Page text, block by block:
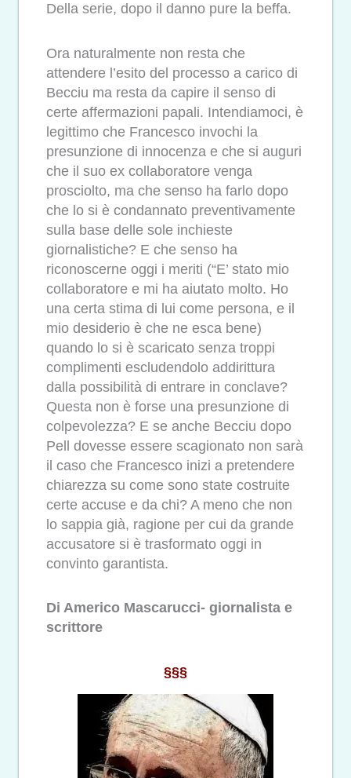
Della serie, dopo il danno pure la beffa.
Ora naturalmente non resta che
attendere l’esito del processo a carico di
Becciu ma resta da capire il senso di
certe affermazioni papali. Intendiamoci, è
legittimo che Francesco invochi la
presunzione di innocenza e che si auguri
che il suo ex collaboratore venga
prosciolto, ma che senso ha farlo dopo
che lo si è condannato preventivamente
sulla base delle sole inchieste
giornalistiche? E che senso ha
riconoscerne oggi i meriti (“E’ stato mio
collaboratore e mi ha aiutato molto. Ho
una certa stima di lui come persona, e il
mio desiderio è che ne esca bene)
quando lo si è scaricato senza troppi
complimenti escludendolo addirittura
dalla possibilità di entrare in conclave?
Questa non è forse una presunzione di
colpevolezza? E se anche Becciu dopo
Pell dovesse essere scagionato non sarà
il caso che Francesco inizi a pretendere
chiarezza su come sono state costruite
certe accuse e da chi? A meno che non
lo sappia già, ragione per cui da grande
accusatore si è trasformato oggi in
convinto garantista.
Di Americo Mascarucci- giornalista e
scrittore
§§§